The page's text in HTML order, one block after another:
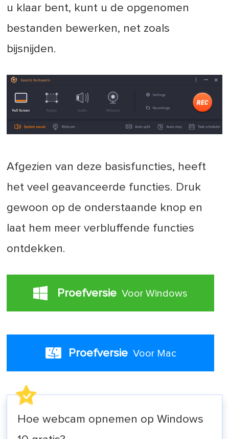
u klaar bent, kunt u de opgenomen
bestanden bewerken, net zoals
bijsnijden.
Afgezien van deze basisfuncties, heeft
het veel geavanceerde functies. Druk
gewoon op de onderstaande knop en
laat hem meer verbluffende functies
ontdekken.
Proefversie Voor Windows
Proefversie Voor Mac
Hoe webcam opnemen op Windows